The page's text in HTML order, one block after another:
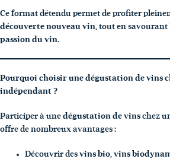
Ce format détendu permet de profiter
découverte nouveau vin, tout en savourant
passion du vin.
Pourquoi choisir une dégustation de vins
indépendant ?
Participer à une dégustation de vins chez
offre de nombreux avantages :
Découvrir des vins bio, vins